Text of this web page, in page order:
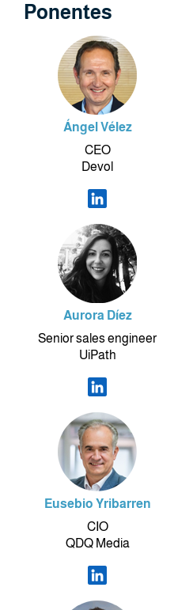
Ponentes
Ángel Vélez
CEO
Devol
Aurora Díez
Senior sales engineer
UiPath
Eusebio Yribarren
CIO
QDQ Media